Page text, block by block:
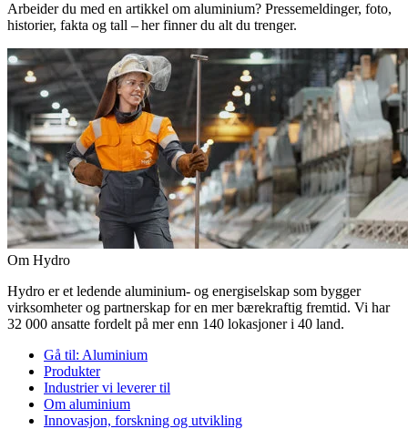
Arbeider du med en artikkel om aluminium? Pressemeldinger, foto,
historier, fakta og tall – her finner du alt du trenger.
Om Hydro
Hydro er et ledende aluminium- og energiselskap som bygger
virksomheter og partnerskap for en mer bærekraftig fremtid. Vi har
32 000 ansatte fordelt på mer enn 140 lokasjoner i 40 land.
Gå til: Aluminium
Produkter
Industrier vi leverer til
Om aluminium
Innovasjon, forskning og utvikling